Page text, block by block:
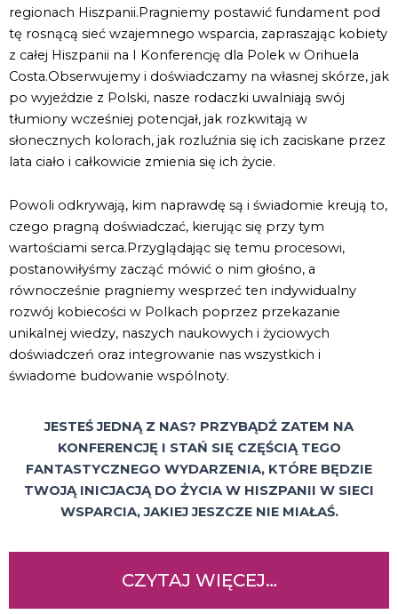
regionach Hiszpanii.Pragniemy postawić fundament pod
tę rosnącą sieć wzajemnego wsparcia, zapraszając kobiety
z całej Hiszpanii na I Konferencję dla Polek w Orihuela
Costa.Obserwujemy i doświadczamy na własnej skórze, jak
po wyjeździe z Polski, nasze rodaczki uwalniają swój
tłumiony wcześniej potencjał, jak rozkwitają w
słonecznych kolorach, jak rozluźnia się ich zaciskane przez
lata ciało i całkowicie zmienia się ich życie.
Powoli odkrywają, kim naprawdę są i świadomie kreują to,
czego pragną doświadczać, kierując się przy tym
wartościami serca.Przyglądając się temu procesowi,
postanowiłyśmy zacząć mówić o nim głośno, a
równocześnie pragniemy wesprzeć ten indywidualny
rozwój kobiecości w Polkach poprzez przekazanie
unikalnej wiedzy, naszych naukowych i życiowych
doświadczeń oraz integrowanie nas wszystkich i
świadome budowanie wspólnoty.
JESTEŚ JEDNĄ Z NAS? PRZYBĄDŹ ZATEM NA
KONFERENCJĘ I STAŃ SIĘ CZĘŚCIĄ TEGO
FANTASTYCZNEGO WYDARZENIA, KTÓRE BĘDZIE
TWOJĄ INICJACJĄ DO ŻYCIA W HISZPANII W SIECI
WSPARCIA, JAKIEJ JESZCZE NIE MIAŁAŚ.
CZYTAJ WIĘCEJ…